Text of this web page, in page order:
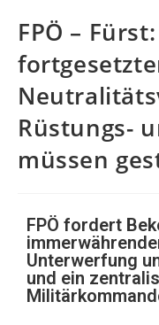
FPÖ –
Rüstungs-
müssen
FPÖ fordert
Unterwerfung
und ein